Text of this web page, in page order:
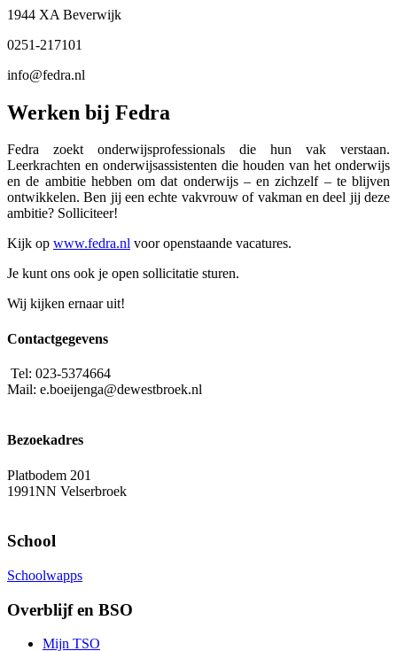
1944 XA Beverwijk
0251-217101
info@fedra.nl
Werken bij Fedra
Fedra zoekt onderwijsprofessionals die hun vak verstaan.
Leerkrachten en onderwijsassistenten die houden van het onderwijs
en de ambitie hebben om dat onderwijs – en zichzelf – te blijven
ontwikkelen. Ben jij een echte vakvrouw of vakman en deel jij deze
ambitie? Solliciteer!
Kijk op www.fedra.nl voor openstaande vacatures.
Je kunt ons ook je open sollicitatie sturen.
Wij kijken ernaar uit!
Contactgegevens
Tel: 023-5374664
Mail: e.boeijenga@dewestbroek.nl
Bezoekadres
Platbodem 201
1991NN Velserbroek
School
Schoolwapps
Overblijf en BSO
Mijn TSO